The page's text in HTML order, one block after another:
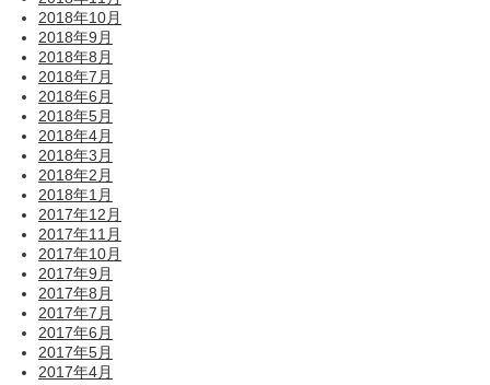
2018年10月
2018年9月
2018年8月
2018年7月
2018年6月
2018年5月
2018年4月
2018年3月
2018年2月
2018年1月
2017年12月
2017年11月
2017年10月
2017年9月
2017年8月
2017年7月
2017年6月
2017年5月
2017年4月